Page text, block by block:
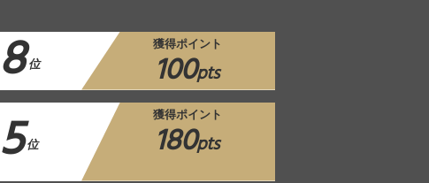
8 位
獲得ポイント
100pts
5位
獲得ポイント
180pts